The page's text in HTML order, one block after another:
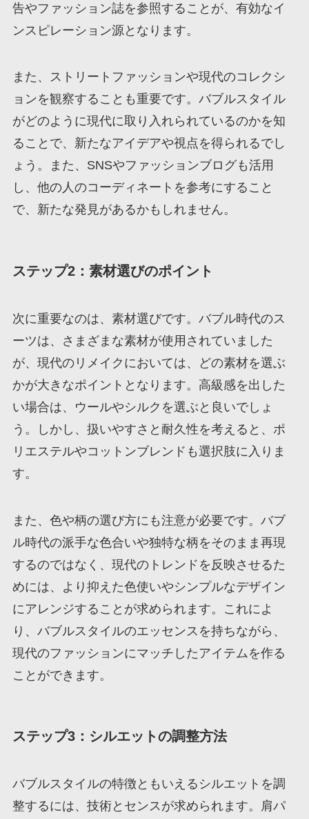
告やファッション誌を参照することが、有効なイ
ンスピレーション源となります。
また、ストリートファッションや現代のコレクシ
ョンを観察することも重要です。バブルスタイル
がどのように現代に取り入れられているのかを知
ることで、新たなアイデアや視点を得られるでし
ょう。また、SNSやファッションブログも活用
し、他の人のコーディネートを参考にすること
で、新たな発見があるかもしれません。
ステップ2：素材選びのポイント
次に重要なのは、素材選びです。バブル時代のス
ーツは、さまざまな素材が使用されていました
が、現代のリメイクにおいては、どの素材を選ぶ
かが大きなポイントとなります。高級感を出した
い場合は、ウールやシルクを選ぶと良いでしょ
う。しかし、扱いやすさと耐久性を考えると、ポ
リエステルやコットンブレンドも選択肢に入りま
す。
また、色や柄の選び方にも注意が必要です。バブ
ル時代の派手な色合いや独特な柄をそのまま再現
するのではなく、現代のトレンドを反映させるた
めには、より抑えた色使いやシンプルなデザイン
にアレンジすることが求められます。これによ
り、バブルスタイルのエッセンスを持ちながら、
現代のファッションにマッチしたアイテムを作る
ことができます。
ステップ3：シルエットの調整方法
バブルスタイルの特徴ともいえるシルエットを調
整するには、技術とセンスが求められます。肩パ